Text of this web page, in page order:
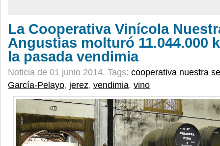
La Cooperativa Vinícola
Angustias molturó 11.044.000
la pasada vendimia
Noticia de 01 junio 2014. Tags: cooperativa nuestra
García-Pelayo, jerez, vendimia, vino